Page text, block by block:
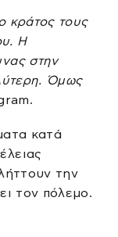
κράτος τους
Η
στην
Όμως
κατά
την
τον πόλεμο.